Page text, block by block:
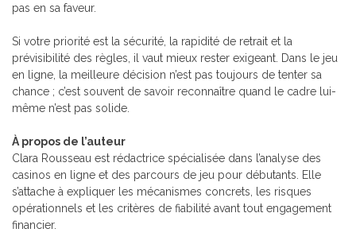
pas en sa faveur.
Si votre priorité est la sécurité, la rapidité de retrait et la
prévisibilité des règles, il vaut mieux rester exigeant. Dans le jeu
en ligne, la meilleure décision n’est pas toujours de tenter sa
chance ; c’est souvent de savoir reconnaître quand le cadre lui-
même n’est pas solide.
À propos de l’auteur
Clara Rousseau est rédactrice spécialisée dans l’analyse des
casinos en ligne et des parcours de jeu pour débutants. Elle
s’attache à expliquer les mécanismes concrets, les risques
opérationnels et les critères de fiabilité avant tout engagement
financier.